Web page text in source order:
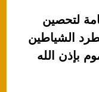
لتحصين
الشياطين
بإذن الله